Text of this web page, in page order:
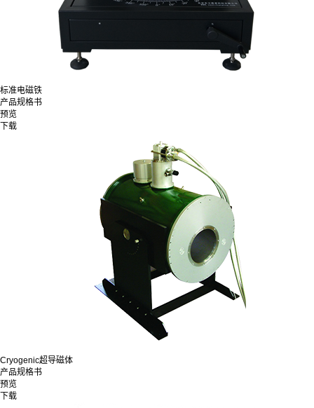
标准电磁铁
产品规格书
预览
下载
Cryogenic超导磁体
产品规格书
预览
下载